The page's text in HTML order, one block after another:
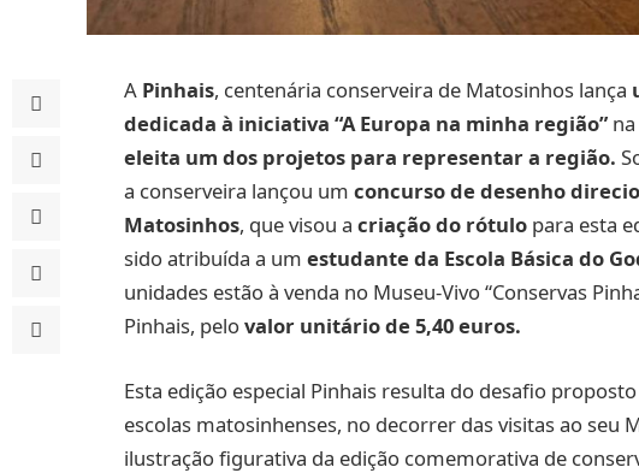
A Pinhais, centenária conserveira de Matosinhos lança
dedicada à iniciativa “A Europa na minha região”
eleita um dos projetos para representar a região.
a conserveira lançou um concurso de desenho
Matosinhos, que visou a criação do rótulo para esta
sido atribuída a um estudante da Escola Básica do
unidades estão à venda no Museu-Vivo “Conservas
Pinhais, pelovalor unitário de 5,40 euros.
Esta edição especial Pinhais resulta do desafio
escolas matosinhenses, no decorrer das visitas ao seu
ilustração figurativa da edição comemorativa de